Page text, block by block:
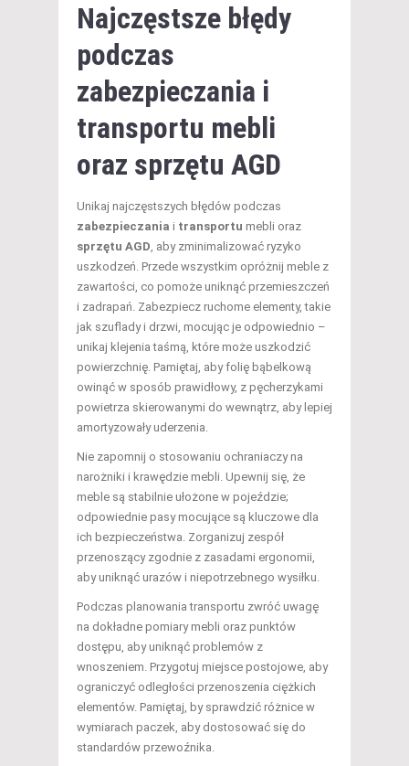
Najczęstsze błędy
podczas
zabezpieczania i
transportu mebli
oraz sprzętu AGD
Unikaj najczęstszych błędów podczas
zabezpieczania i transportu mebli oraz
sprzętu AGD, aby zminimalizować ryzyko
uszkodzeń. Przede wszystkim opróżnij meble z
zawartości, co pomoże uniknąć przemieszczeń
i zadrapań. Zabezpiecz ruchome elementy, takie
jak szuflady i drzwi, mocując je odpowiednio –
unikaj klejenia taśmą, które może uszkodzić
powierzchnię. Pamiętaj, aby folię bąbelkową
owinąć w sposób prawidłowy, z pęcherzykami
powietrza skierowanymi do wewnątrz, aby lepiej
amortyzowały uderzenia.
Nie zapomnij o stosowaniu ochraniaczy na
narożniki i krawędzie mebli. Upewnij się, że
meble są stabilnie ułożone w pojeździe;
odpowiednie pasy mocujące są kluczowe dla
ich bezpieczeństwa. Zorganizuj zespół
przenoszący zgodnie z zasadami ergonomii,
aby uniknąć urazów i niepotrzebnego wysiłku.
Podczas planowania transportu zwróć uwagę
na dokładne pomiary mebli oraz punktów
dostępu, aby uniknąć problemów z
wnoszeniem. Przygotuj miejsce postojowe, aby
ograniczyć odległości przenoszenia ciężkich
elementów. Pamiętaj, by sprawdzić różnice w
wymiarach paczek, aby dostosować się do
standardów przewoźnika.